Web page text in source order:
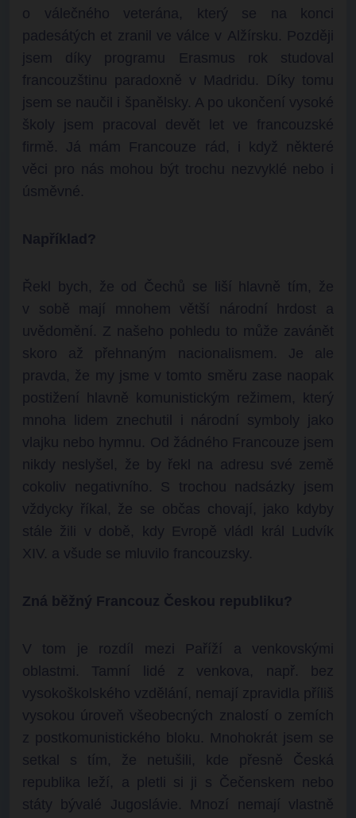
o válečného veterána, který se na konci
padesátých et zranil ve válce v Alžírsku. Později
jsem díky programu Erasmus rok studoval
francouzštinu paradoxně v Madridu. Díky tomu
jsem se naučil i španělsky. A po ukončení vysoké
školy jsem pracoval devět let ve francouzské
firmě. Já mám Francouze rád, i když některé
věci pro nás mohou být trochu nezvyklé nebo i
úsměvné.
Například?
Řekl bych, že od Čechů se liší hlavně tím, že
v sobě mají mnohem větší národní hrdost a
uvědomění. Z našeho pohledu to může zavánět
skoro až přehnaným nacionalismem. Je ale
pravda, že my jsme v tomto směru zase naopak
postižení hlavně komunistickým režimem, který
mnoha lidem znechutil i národní symboly jako
vlajku nebo hymnu. Od žádného Francouze jsem
nikdy neslyšel, že by řekl na adresu své země
cokoliv negativního. S trochou nadsázky jsem
vždycky říkal, že se občas chovají, jako kdyby
stále žili v době, kdy Evropě vládl král Ludvík
XIV. a všude se mluvilo francouzsky.
Zná běžný Francouz Českou republiku?
V tom je rozdíl mezi Paříží a venkovskými
oblastmi. Tamní lidé z venkova, např. bez
vysokoškolského vzdělání, nemají zpravidla příliš
vysokou úroveň všeobecných znalostí o zemích
z postkomunistického bloku. Mnohokrát jsem se
setkal s tím, že netušili, kde přesně Česká
republika leží, a pletli si ji s Čečenskem nebo
státy bývalé Jugoslávie. Mnozí nemají vlastně